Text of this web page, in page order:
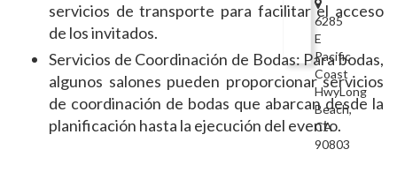
6285
E
Pacific
Coast
HwyLong
Beach,
CA
90803
servicios de transporte para facilitar el acceso
de los invitados.
Servicios de Coordinación de Bodas: Para bodas,
algunos salones pueden proporcionar servicios
de coordinación de bodas que abarcan desde la
planificación hasta la ejecución del evento.